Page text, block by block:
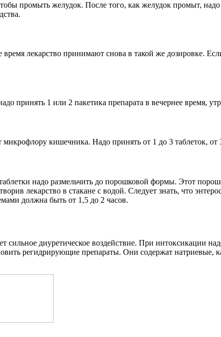
промыть желудок. После того, как желудок промыт, надо
лекарство принимают снова в такой же дозировке.
принять 1 или 2 пакетика препарата в вечернее время,
кишечника. Надо принять от 1 до 3 таблеток, от
надо размельчить до порошковой формы. Этот
лекарство в стакане с водой. Следует знать, что
должна быть от 1,5 до 2 часов.
диуретическое воздействие. При интоксикации
регидрирующие препараты. Они содержат натриевые,